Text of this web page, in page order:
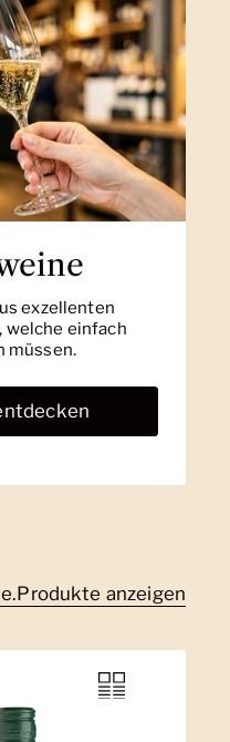
exzellenten
welche einfach
müssen.
anzeigen